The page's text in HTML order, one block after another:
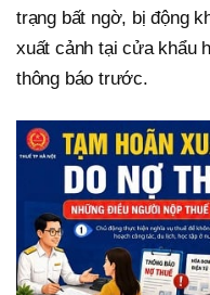
trạng bất ngờ, bị động
xuất cảnh tại cửa khẩu
thông báo trước.